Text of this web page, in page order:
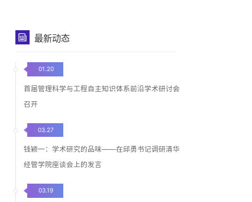
最新动态
01.20
首届管理科学与工程自主知识体系前沿学术研讨会
召开
03.27
钱颖一：学术研究的品味——在邱勇书记调研清华
经管学院座谈会上的发言
03.19